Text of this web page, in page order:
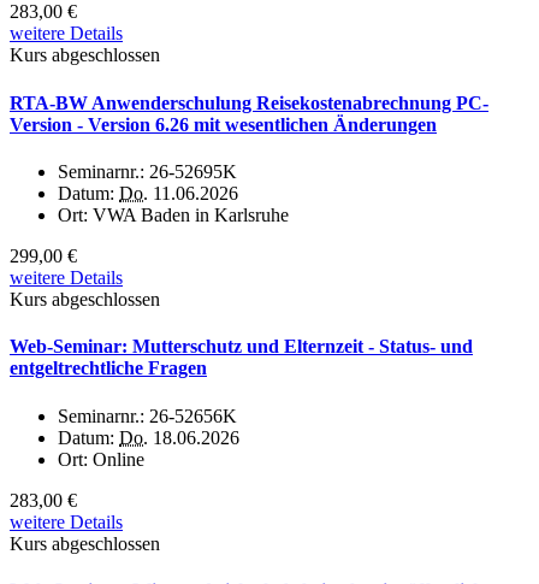
283,00 €
weitere Details
Kurs abgeschlossen
RTA-BW Anwenderschulung Reisekostenabrechnung PC-
Version - Version 6.26 mit wesentlichen Änderungen
Seminarnr.: 26-52695K
Datum: Do. 11.06.2026
Ort: VWA Baden in Karlsruhe
299,00 €
weitere Details
Kurs abgeschlossen
Web-Seminar: Mutterschutz und Elternzeit - Status- und
entgeltrechtliche Fragen
Seminarnr.: 26-52656K
Datum: Do. 18.06.2026
Ort: Online
283,00 €
weitere Details
Kurs abgeschlossen